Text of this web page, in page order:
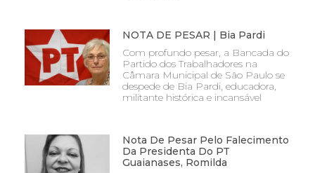
NOTA DE PESAR | Bia Pardi
Com profundo pesar, a Bancada do
Partido dos Trabalhadores na
Câmara Municipal de São Paulo se
despede de Bia Pardi, educadora,
militante histórica e incansável
Nota De Pesar Pelo Falecimento
Da Presidenta Do PT
Guaianases, Romilda